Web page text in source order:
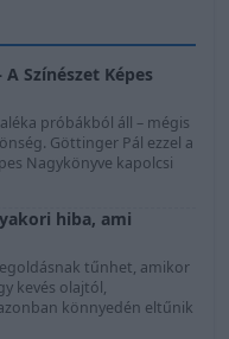
A menta
helyet kaphat a
háztartási
Színészet Képes
próbákból áll – mégis
Göttinger Pál ezzel a
Nagykönyve kapolcsi
hiba, ami
tűnhet, amikor
kevés olajtól,
könnyedén eltűnik